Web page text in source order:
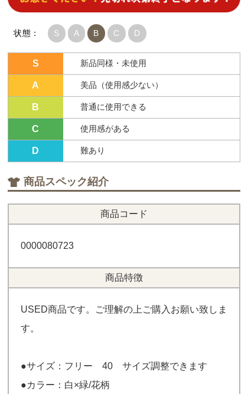
状態： S A B C D
S 新品同様・未使用
A 美品（使用感少ない）
B 普通に使用できる
C 使用感がある
D 難あり
商品スペック紹介
商品コード
0000080723
商品特徴
USED商品です。ご理解の上ご購入お願い致しま
す。
●サイズ：フリー 40 サイズ調整できます
●カラー：白×緑/花柄